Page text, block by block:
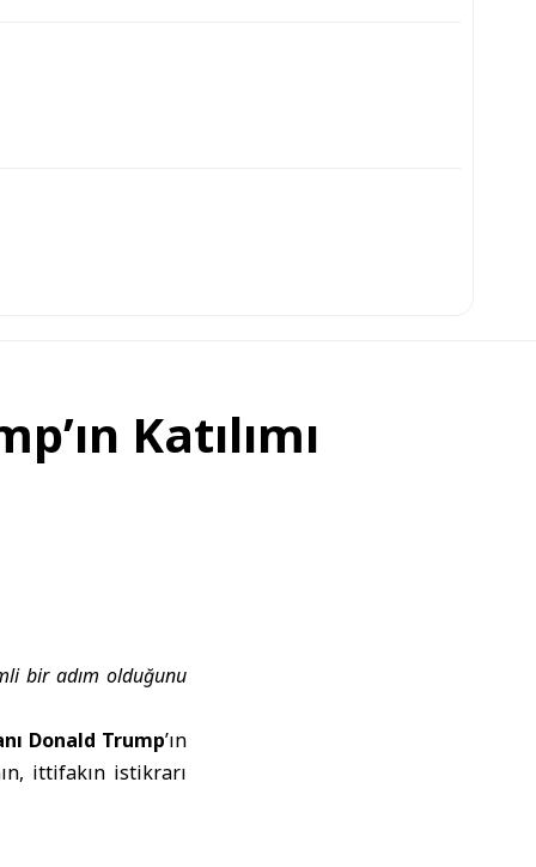
Katılımı
bir adım olduğunu
Donald Trump’ın
ittifakın istikrarı